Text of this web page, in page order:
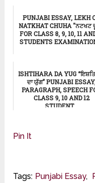
PUNJABI ESSAY, LEKH
NATKHAT CHUHA "ਨਟਖਟ
FOR CLASS 8, 9, 10, 11
STUDENTS
ISHTIHARA DA YUG
ਦਾ ਯੁੱਗ” PUNJABI
PARAGRAPH, SPEECH
CLASS 9, 10 AND 12
STUDENT...
Pin It
Tags: Punjabi Essay,